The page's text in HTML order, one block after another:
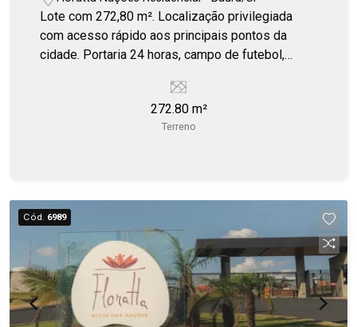
Lote com 272,80 m². Localização privilegiada
com acesso rápido aos principais pontos da
cidade. Portaria 24 horas, campo de futebol,
272.80 m²
Terreno
Cód. 6989